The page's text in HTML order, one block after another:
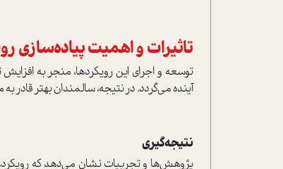
تاثیرات و اهمیت پیاده‌سازی
توسعه و اجرای این رویکردها، منجر به
آینده می‌گردد. در نتیجه، سالمندان بهتر قادر
نتیجه‌گیری
پژوهش‌ها و تجربیات نشان می‌دهد که